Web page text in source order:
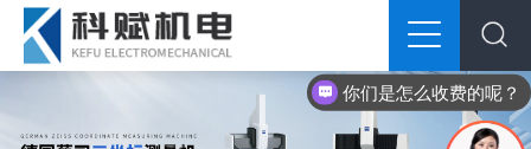
你们是怎么收费的呢？